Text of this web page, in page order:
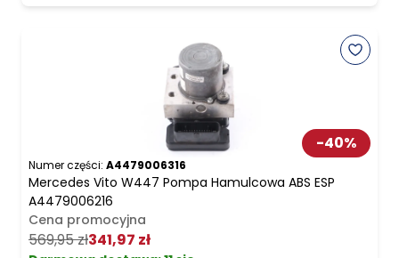
-40%
Numer części: A4479006316
Mercedes Vito W447 Pompa Hamulcowa ABS ESP
A4479006216
Cena promocyjna
569,95 zł341,97 zł